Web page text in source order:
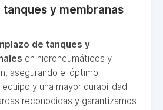
tanques y membranas
de tanques y
en hidroneumáticos y
asegurando el óptimo
y una mayor durabilidad.
reconocidas y garantizamos